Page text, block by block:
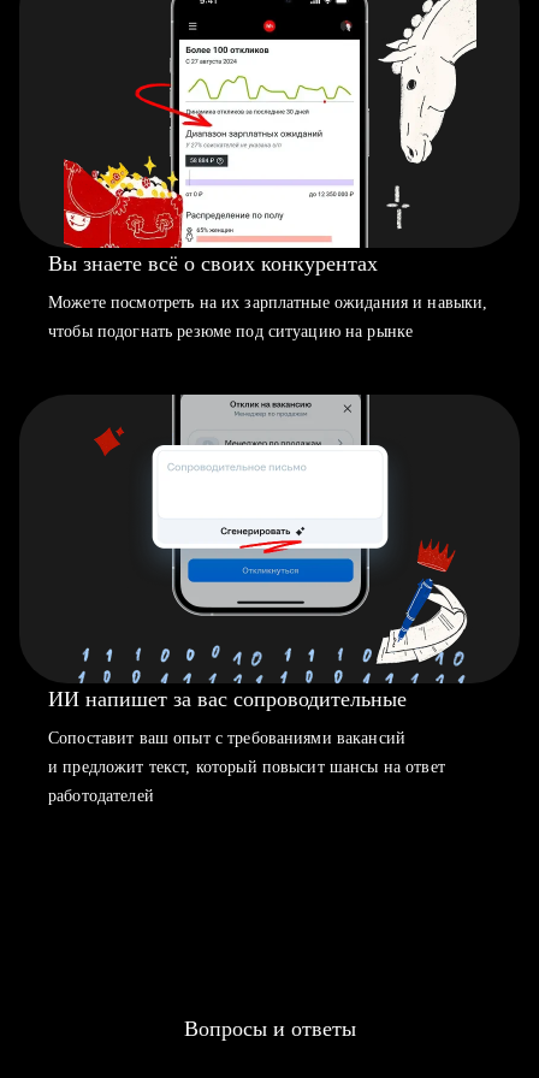
Вы знаете всё о своих конкурентах
Можете посмотреть на их зарплатные ожидания и навыки,
чтобы подогнать резюме под ситуацию на рынке
ИИ напишет за вас сопроводительные
Сопоставит ваш опыт с требованиями вакансий
и предложит текст, который повысит шансы на ответ
работодателей
Вопросы и ответы